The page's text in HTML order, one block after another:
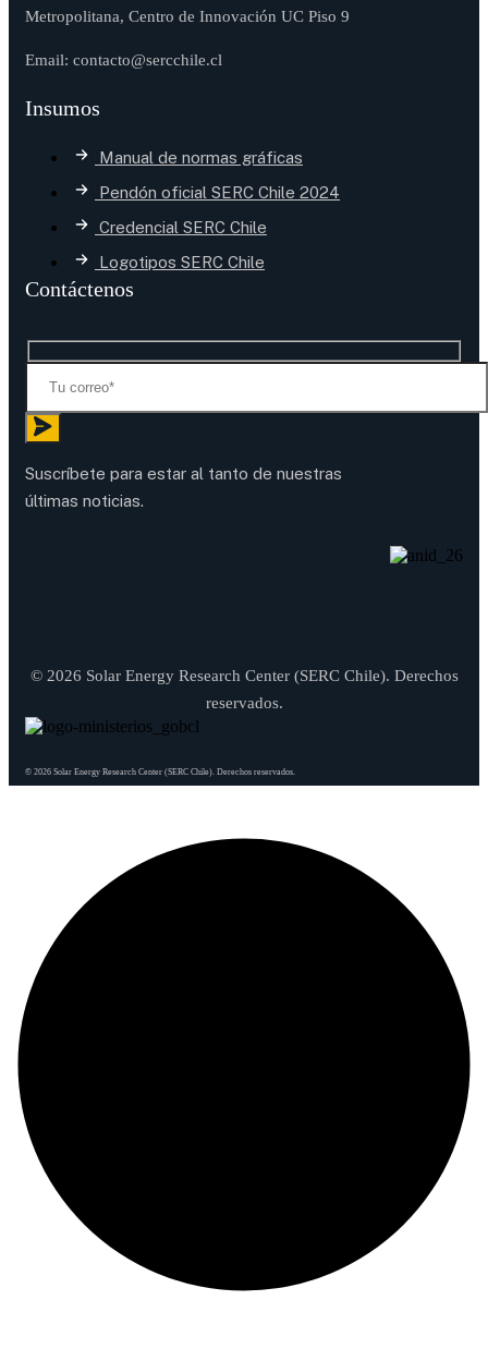
Metropolitana, Centro de Innovación UC Piso 9
Email: contacto@sercchile.cl
Insumos
Manual de normas gráficas
Pendón oficial SERC Chile 2024
Credencial SERC Chile
Logotipos SERC Chile
Contáctenos
Suscríbete para estar al tanto de nuestras
últimas noticias.
© 2026 Solar Energy Research Center (SERC Chile). Derechos
reservados.
© 2026 Solar Energy Research Center (SERC Chile). Derechos reservados.